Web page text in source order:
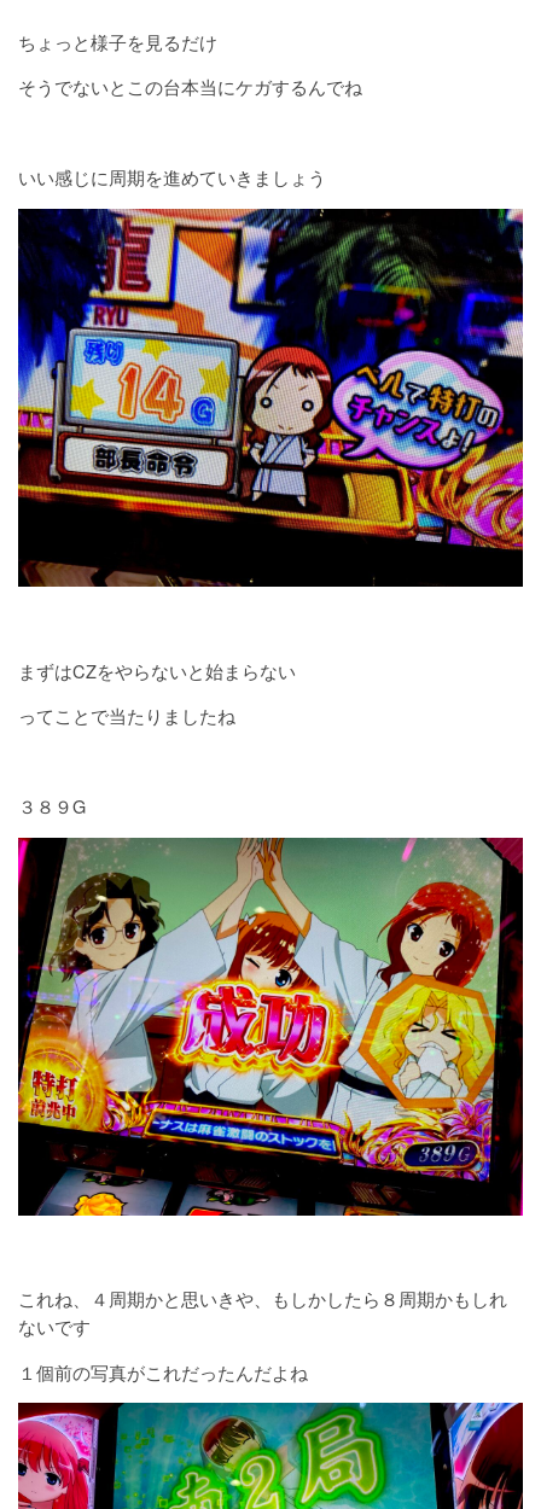
ちょっと様子を見るだけ
そうでないとこの台本当にケガするんでね
いい感じに周期を進めていきましょう
まずはCZをやらないと始まらない
ってことで当たりましたね
３８９G
これね、４周期かと思いきや、もしかしたら８周期かもしれ
ないです
１個前の写真がこれだったんだよね